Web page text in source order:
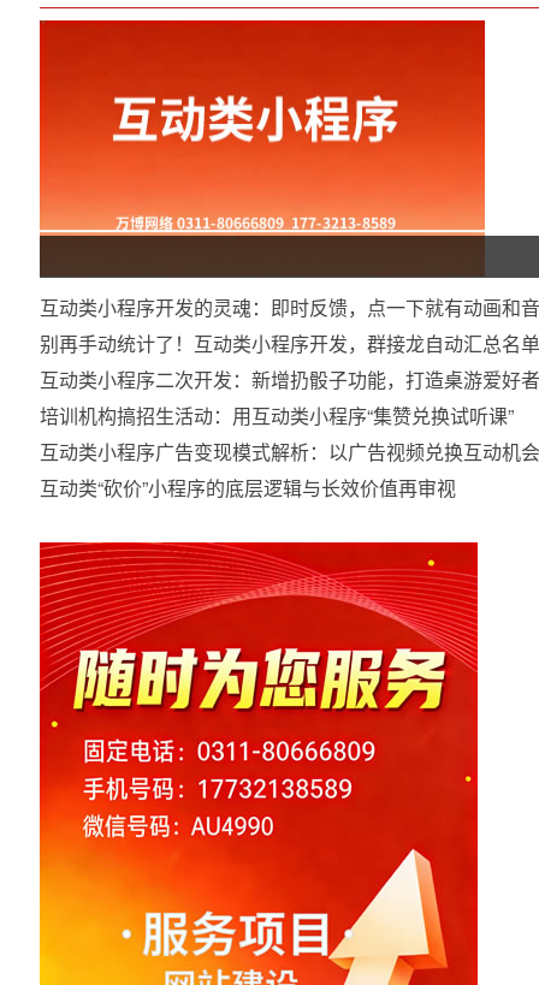
互动类小程序开发的灵魂：即时反馈，点一下就有动画和
别再手动统计了！互动类小程序开发，群接龙自动汇总名单
互动类小程序二次开发：新增扔骰子功能，打造桌游爱好
培训机构搞招生活动：用互动类小程序“集赞兑换试听课”
互动类小程序广告变现模式解析：以广告视频兑换互动机
互动类“砍价”小程序的底层逻辑与长效价值再审视